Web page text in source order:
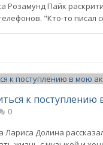
Розамунд Пайк
"Кто-то писал
0
Лариса Долина